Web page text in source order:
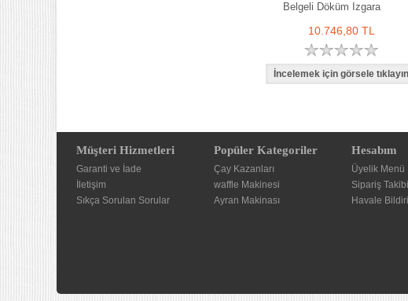
Belgeli Döküm Izgara
10.746,80 TL
Müşteri Hizmetleri
Garanti ve İade
İletişim
Sıkça Sorulan Sorular
Popüler Kategoriler
Çay Kazanları
waffle Makinesi
Ayran Makinası
Hesabım
Üyelik Menü
Sipariş Takibi
Havale